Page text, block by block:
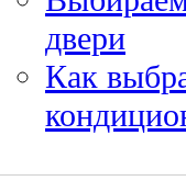
двери
Как